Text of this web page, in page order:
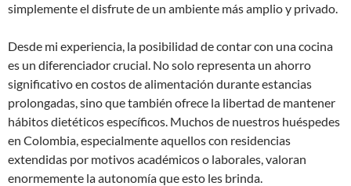
simplemente el disfrute de un ambiente más amplio y privado.
Desde mi experiencia, la posibilidad de contar con una cocina
es un diferenciador crucial. No solo representa un ahorro
significativo en costos de alimentación durante estancias
prolongadas, sino que también ofrece la libertad de mantener
hábitos dietéticos específicos. Muchos de nuestros huéspedes
en Colombia, especialmente aquellos con residencias
extendidas por motivos académicos o laborales, valoran
enormemente la autonomía que esto les brinda.